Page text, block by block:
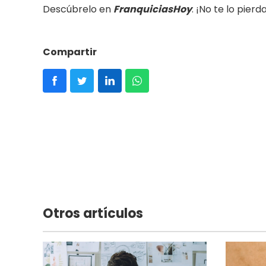
Descúbrelo en FranquiciasHoy. ¡No te lo
Compartir
Otros artículos